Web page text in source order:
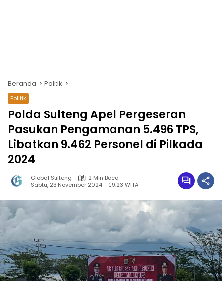
Beranda Politik
Politik
Polda Sulteng Apel Pergeseran
Pasukan Pengamanan 5.496 TPS,
Libatkan 9.462 Personel di Pilkada
2024
Global Sulteng
2 Min Baca
Sabtu, 23 November 2024 - 09:23 WITA